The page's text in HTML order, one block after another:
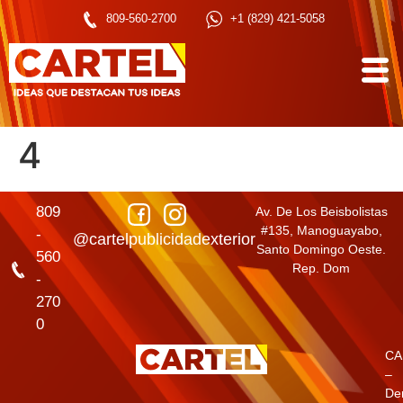
809-560-2700 +1 (829) 421-5058
4
809
-
560
-
270
0
@cartelpublicidadexterior
Av. De Los Beisbolistas
#135, Manoguayabo,
Santo Domingo Oeste.
Rep. Dom
–